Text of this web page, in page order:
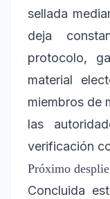
sellada
deja
protocolo,
material
miembros de
las
verificación
Próximo
Concluida